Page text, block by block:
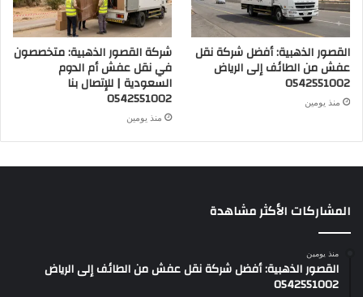
القصور الذهبية: أفضل شركة نقل
عفش من الطائف إلى الرياض
0542551002
منذ يومين
شركة القصور الذهبية: متخصصون
في نقل عفش أم الدوم
السعودية | للإتصال بنا
0542551002
منذ يومين
المشاركات الأكثر مشاهدة
منذ يومين
القصور الذهبية: أفضل شركة نقل عفش من الطائف إلى الرياض
0542551002